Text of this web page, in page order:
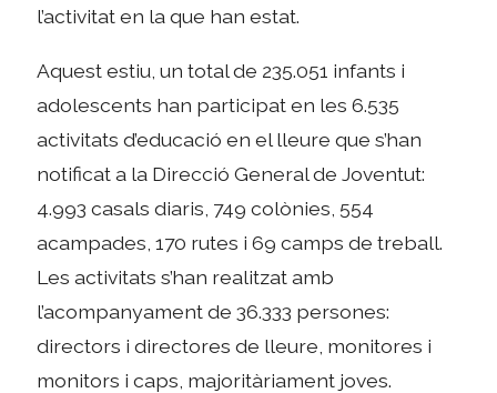
l’activitat en la que han estat.
Aquest estiu, un total de 235.051 infants i
adolescents han participat en les 6.535
activitats d’educació en el lleure que s’han
notificat a la Direcció General de Joventut:
4.993 casals diaris, 749 colònies, 554
acampades, 170 rutes i 69 camps de treball.
Les activitats s’han realitzat amb
l’acompanyament de 36.333 persones:
directors i directores de lleure, monitores i
monitors i caps, majoritàriament joves.